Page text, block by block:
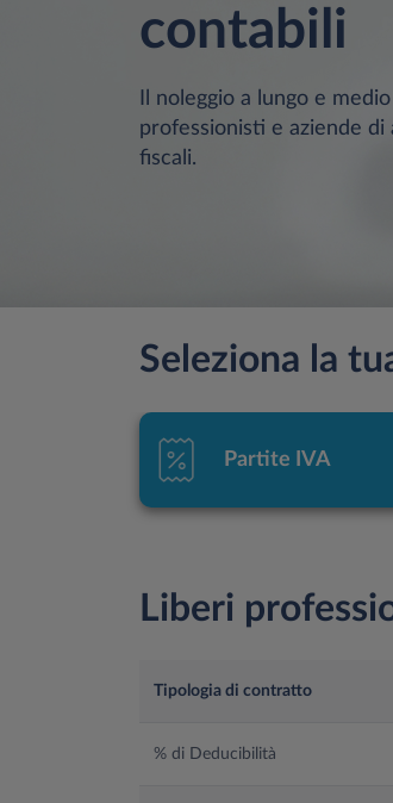
contabili
Il noleggio a lungo e
professionisti e aziende di
fiscali.
Seleziona la
Partite IVA
Liberi
Tipologia di contratto
% di Deducibilità